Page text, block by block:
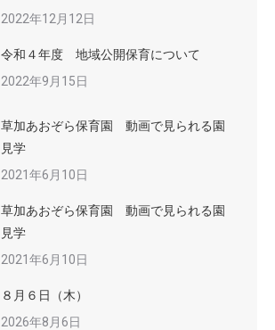
2022年12月12日
令和４年度 地域公開保育について
2022年9月15日
草加あおぞら保育園 動画で見られる園
見学
2021年6月10日
草加あおぞら保育園 動画で見られる園
見学
2021年6月10日
８月６日（木）
2026年8月6日